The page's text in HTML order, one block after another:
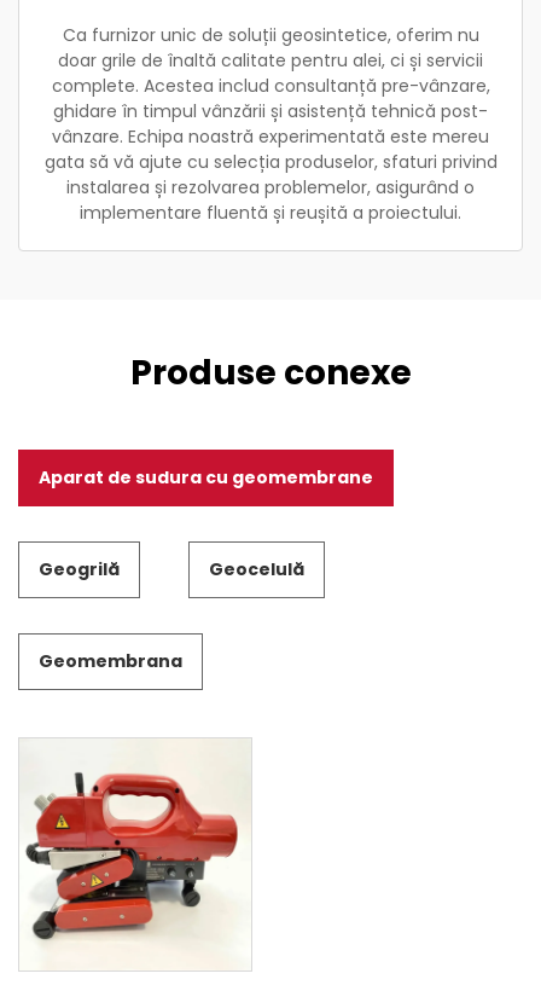
Ca furnizor unic de soluții geosintetice, oferim nu
doar grile de înaltă calitate pentru alei, ci și servicii
complete. Acestea includ consultanță pre-vânzare,
ghidare în timpul vânzării și asistență tehnică post-
vânzare. Echipa noastră experimentată este mereu
gata să vă ajute cu selecția produselor, sfaturi privind
instalarea și rezolvarea problemelor, asigurând o
implementare fluentă și reușită a proiectului.
Produse conexe
Aparat de sudura cu geomembrane
Geogrilă Geocelulă
Geomembrana